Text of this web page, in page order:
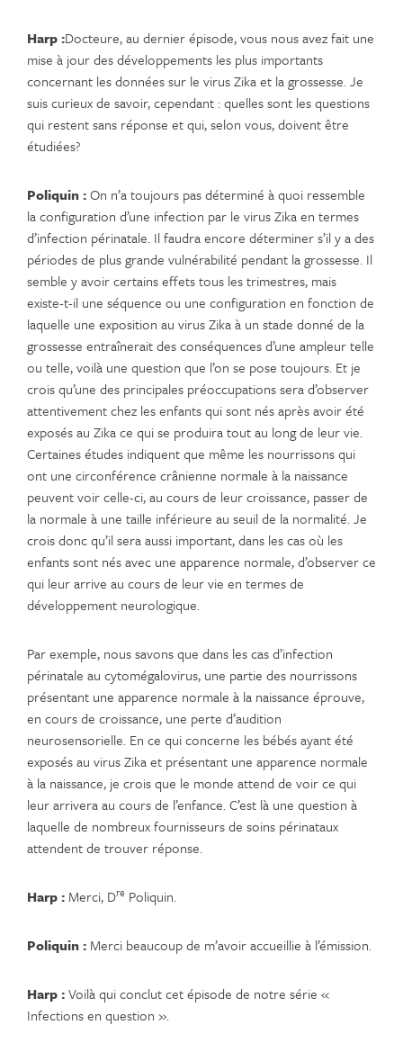
Harp :Docteure, au dernier épisode, vous nous avez fait une
mise à jour des développements les plus importants
concernant les données sur le virus Zika et la grossesse. Je
suis curieux de savoir, cependant : quelles sont les questions
qui restent sans réponse et qui, selon vous, doivent être
étudiées?
Poliquin :On n’a toujours pas déterminé à quoi ressemble
la configuration d’une infection par le virus Zika en termes
d’infection périnatale. Il faudra encore déterminer s’il y a des
périodes de plus grande vulnérabilité pendant la grossesse. Il
semble y avoir certains effets tous les trimestres, mais
existe-t-il une séquence ou une configuration en fonction de
laquelle une exposition au virus Zika à un stade donné de la
grossesse entraînerait des conséquences d’une ampleur telle
ou telle, voilà une question que l’on se pose toujours. Et je
crois qu’une des principales préoccupations sera d’observer
attentivement chez les enfants qui sont nés après avoir été
exposés au Zika ce qui se produira tout au long de leur vie.
Certaines études indiquent que même les nourrissons qui
ont une circonférence crânienne normale à la naissance
peuvent voir celle-ci, au cours de leur croissance, passer de
la normale à une taille inférieure au seuil de la normalité. Je
crois donc qu’il sera aussi important, dans les cas où les
enfants sont nés avec une apparence normale, d’observer ce
qui leur arrive au cours de leur vie en termes de
développement neurologique.
Par exemple, nous savons que dans les cas d’infection
périnatale au cytomégalovirus, une partie des nourrissons
présentant une apparence normale à la naissance éprouve,
en cours de croissance, une perte d’audition
neurosensorielle. En ce qui concerne les bébés ayant été
exposés au virus Zika et présentant une apparence normale
à la naissance, je crois que le monde attend de voir ce qui
leur arrivera au cours de l’enfance. C’est là une question à
laquelle de nombreux fournisseurs de soins périnataux
attendent de trouver réponse.
Harp : Merci, Dre Poliquin.
Poliquin : Merci beaucoup de m’avoir accueillie à l’émission.
Harp :Voilà qui conclut cet épisode de notre série «
Infections en question ».